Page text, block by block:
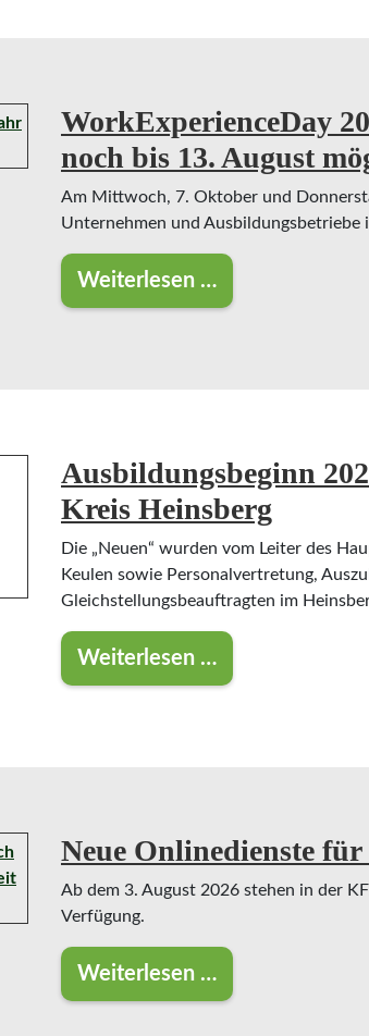
WorkExperienceDay
noch bis 13. August
Am Mittwoch, 7. Oktober und
Unternehmen und Ausbildungsbetriebe
Weiterlesen …
WorkExperienceDay
Ausbildungsbeginn
Kreis Heinsberg
Die „Neuen“ wurden vom Leiter des
Keulen sowie Personalvertretung,
Gleichstellungsbeauftragten im
Weiterlesen …
Ausbildungsbeginn
Neue Onlinedienste
Ab dem 3. August 2026 stehen in der
Verfügung.
Weiterlesen …
Neue Onlinedienste